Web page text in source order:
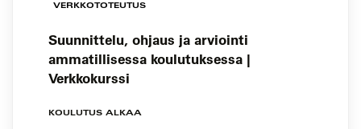
VERKKOTOTEUTUS
Suunnittelu, ohjaus ja arviointi
ammatillisessa koulutuksessa |
Verkkokurssi
KOULUTUS ALKAA